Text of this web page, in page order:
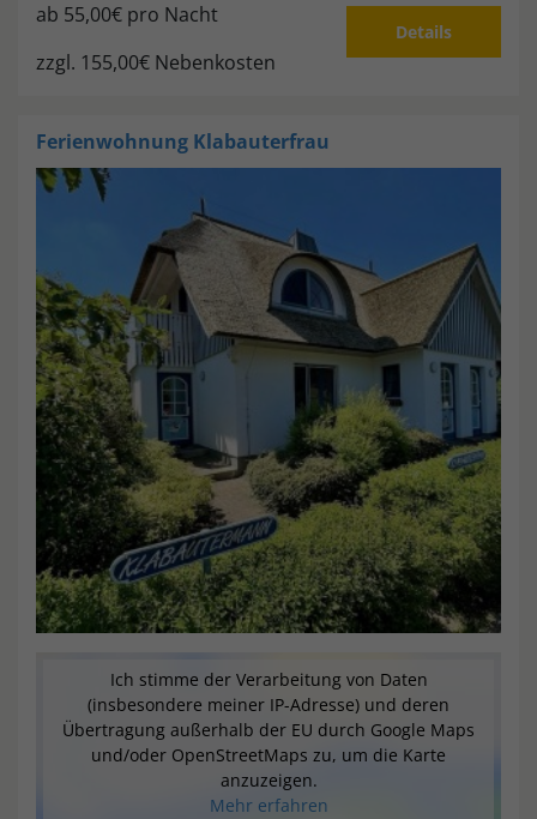
ab 55,00€ pro Nacht
zzgl. 155,00€ Nebenkosten
Details
Ferienwohnung Klabauterfrau
Ich stimme der Verarbeitung von Daten
(insbesondere meiner IP-Adresse) und deren
Übertragung außerhalb der EU durch Google Maps
und/oder OpenStreetMaps zu, um die Karte
anzuzeigen.
Mehr erfahren